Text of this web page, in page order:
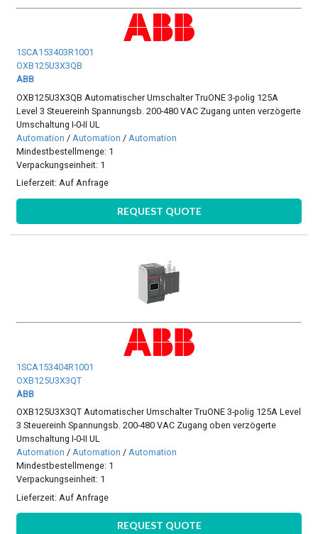
1SCA153403R1001
OXB125U3X3QB
ABB
OXB125U3X3QB Automatischer Umschalter TruONE 3-polig 125A
Level 3 Steuereinh Spannungsb. 200-480 VAC Zugang unten verzögerte
Umschaltung I-0-II UL
Automation / Automation / Automation
Mindestbestellmenge: 1
Verpackungseinheit: 1
Lieferzeit:Auf Anfrage
REQUEST QUOTE
1SCA153404R1001
OXB125U3X3QT
ABB
OXB125U3X3QT Automatischer Umschalter TruONE 3-polig 125A Level
3 Steuereinh Spannungsb. 200-480 VAC Zugang oben verzögerte
Umschaltung I-0-II UL
Automation /Automation /Automation
Mindestbestellmenge: 1
Verpackungseinheit: 1
Lieferzeit: Auf Anfrage
REQUEST QUOTE